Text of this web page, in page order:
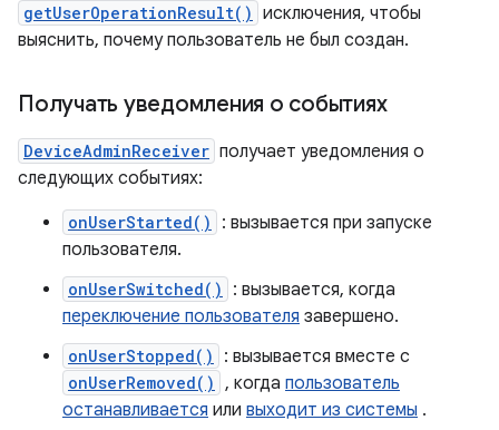
getUserOperationResult() исключения, чтобы
выяснить, почему пользователь не был создан.
Получать уведомления о событиях
DeviceAdminReceiver получает уведомления о
следующих событиях:
onUserStarted()
: вызывается при запуске
пользователя.
onUserSwitched()
: вызывается, когда
переключение пользователя завершено.
onUserStopped() : вызывается вместе с
onUserRemoved() , когда пользователь
останавливается или выходит из системы .